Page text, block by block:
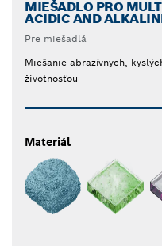
MIEŠADLO PRO
ACIDIC AND
Pre miešadlá
Miešanie abrazívnych,
životnosťou
Materiál